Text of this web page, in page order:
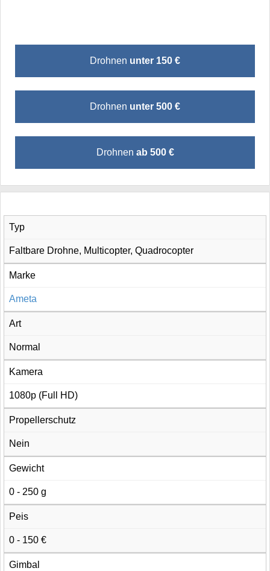
Drohnen unter 150 €
Drohnen unter 500 €
Drohnen ab 500 €
Typ
Faltbare Drohne, Multicopter, Quadrocopter
Marke
Ameta
Art
Normal
Kamera
1080p (Full HD)
Propellerschutz
Nein
Gewicht
0 - 250 g
Peis
0 - 150 €
Gimbal